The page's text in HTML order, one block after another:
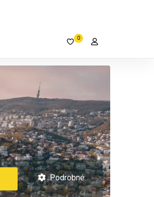
0
Podrobné